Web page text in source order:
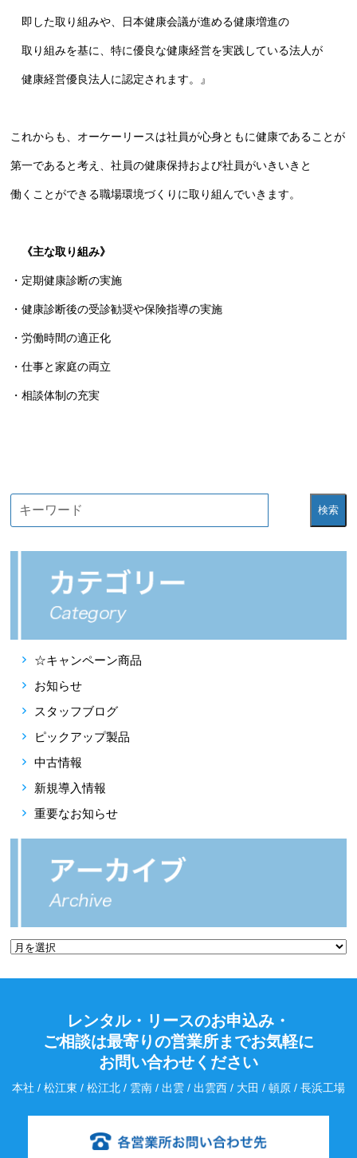
即した取り組みや、日本健康会議が進める健康増進の
取り組みを基に、特に優良な健康経営を実践している法人が
健康経営優良法人に認定されます。』
これからも、オーケーリースは社員が心身ともに健康であることが
第一であると考え、社員の健康保持および社員がいきいきと
働くことができる職場環境づくりに取り組んでいきます。
《主な取り組み》
・定期健康診断の実施
・健康診断後の受診勧奨や保険指導の実施
・労働時間の適正化
・仕事と家庭の両立
・相談体制の充実
検索
☆キャンペーン商品
お知らせ
スタッフブログ
ピックアップ製品
中古情報
新規導入情報
重要なお知らせ
レンタル・リースのお申込み・
ご相談は最寄りの営業所までお気軽に
お問い合わせください
本社 / 松江東 / 松江北 / 雲南 / 出雲 / 出雲西 / 大田 / 頓原 / 長浜工場